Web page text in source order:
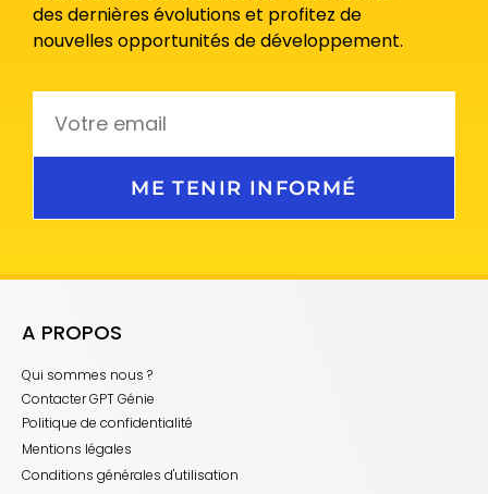
des dernières évolutions et profitez de
nouvelles opportunités de développement.
ME TENIR INFORMÉ
A PROPOS
Qui sommes nous ?
Contacter GPT Génie
Politique de confidentialité
Mentions légales
Conditions générales d'utilisation